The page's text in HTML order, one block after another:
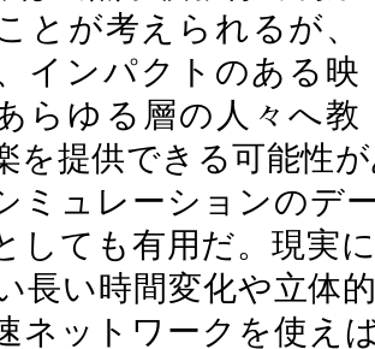
とが考えられるが、
インパクトのある映
らゆる層の人々へ教
を提供できる可能性
ミュレーションのデ
しても有用だ。現実
長い時間変化や立体
ネットワークを使え